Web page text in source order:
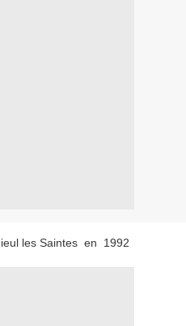
les Saintes en 1992